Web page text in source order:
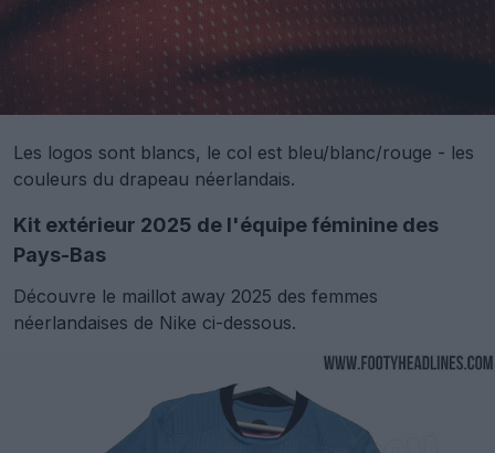
Les logos sont blancs, le col est bleu/blanc/rouge - les
couleurs du drapeau néerlandais.
Kit extérieur 2025 de l'équipe féminine des
Pays-Bas
Découvre le maillot away 2025 des femmes
néerlandaises de Nike ci-dessous.